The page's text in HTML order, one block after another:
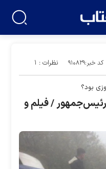
کد خبر:۹۱۰۸۲۹ نظرات : ۱
بود؟
رئیس‌جمهور / فیلم و